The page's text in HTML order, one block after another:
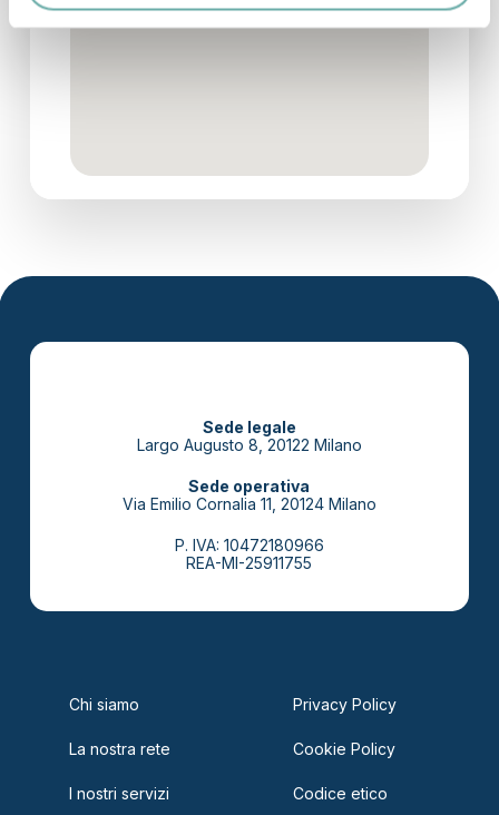
Sede legale
Largo Augusto 8, 20122 Milano
Sede operativa
Via Emilio Cornalia 11, 20124 Milano
P. IVA: 10472180966
REA-MI-25911755
Chi siamo
La nostra rete
I nostri servizi
Privacy Policy
Cookie Policy
Codice etico